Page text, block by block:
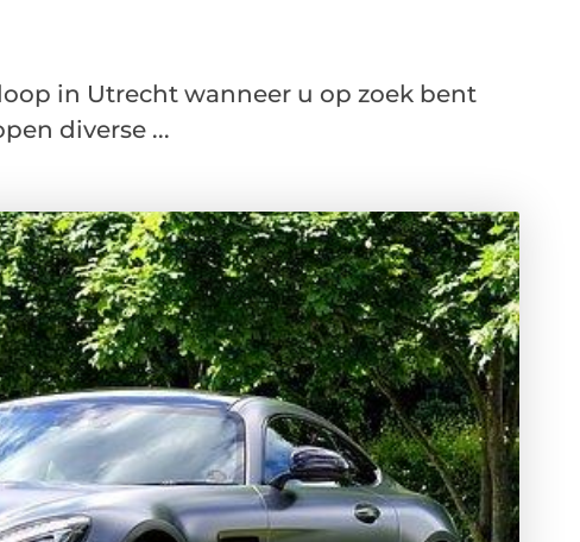
in Utrecht wanneer u op zoek bent
diverse ...